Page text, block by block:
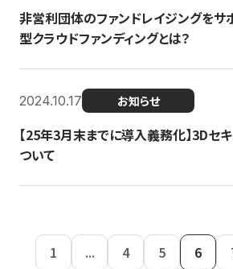
非営利団体のファンドレイジングをサ
型クラウドファンディングとは？
2024.10.17 お知らせ
【25年3月末までに導入義務化】3Dセ
ついて
1 ... 4 5 6